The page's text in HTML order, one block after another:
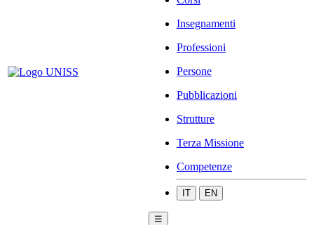
Insegnamenti
Professioni
Persone
Pubblicazioni
Strutture
Terza Missione
Competenze
IT EN
☰